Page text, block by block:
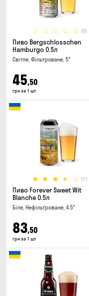
(0)
Пиво Bergschlosschen
Hamburgo 0.5л
Світле, Фільтроване, 5°
45,50
грн за 1 шт
(1)
Пиво Forever Sweet Wit
Blanche 0.5л
Біле, Нефільтроване, 4.5°
83,50
грн за 1 шт